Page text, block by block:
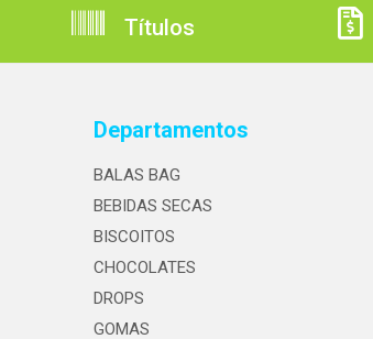
Títulos
Departamentos
BALAS BAG
BEBIDAS SECAS
BISCOITOS
CHOCOLATES
DROPS
GOMAS